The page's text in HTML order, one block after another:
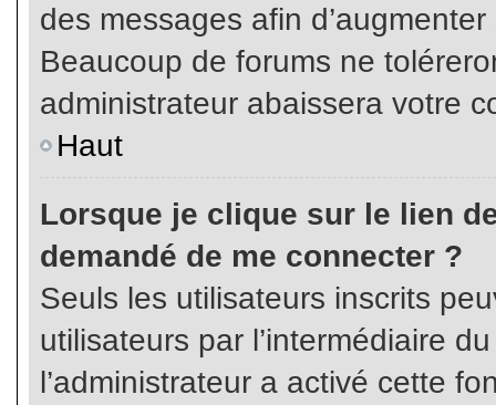
des messages afin
Beaucoup de forums ne
administrateur abaissera votre
Haut
Lorsque je clique sur le lien
demandé de me connecter ?
Seuls les utilisateurs inscrits
utilisateurs par l’intermédiaire
l’administrateur a activé cette